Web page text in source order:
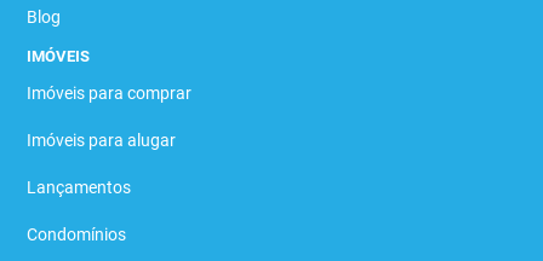
Blog
IMÓVEIS
Imóveis para comprar
Imóveis para alugar
Lançamentos
Condomínios